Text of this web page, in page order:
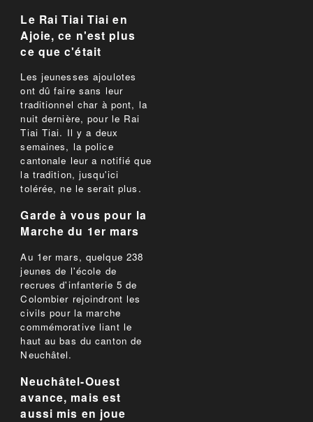
Le Rai Tiai Tiai en
Ajoie, ce n'est plus
ce que c'était
Les jeunesses ajoulotes
ont dû faire sans leur
traditionnel char à pont, la
nuit dernière, pour le Rai
Tiai Tiai. Il y a deux
semaines, la police
cantonale leur a notifié que
la tradition, jusqu'ici
tolérée, ne le serait plus.
Garde à vous pour la
Marche du 1er mars
Au 1er mars, quelque 238
jeunes de l'école de
recrues d'infanterie 5 de
Colombier rejoindront les
civils pour la marche
commémorative liant le
haut au bas du canton de
Neuchâtel.
Neuchâtel-Ouest
avance, mais est
aussi mis en joue